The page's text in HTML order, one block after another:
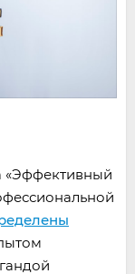
«Эффективный